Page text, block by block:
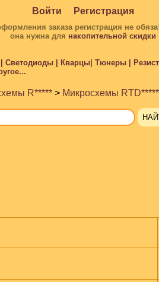
Войти Регистрация
заказа регистрация не
она нужна для накопительной скидки
| Кварцы| Тюнеры |
R***** > Микросхемы RTD*****